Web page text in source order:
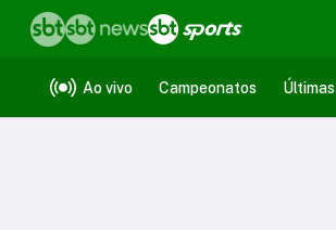
Ao vivo Campeonatos Últimas